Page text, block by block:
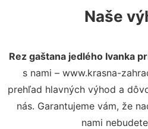
Naše
Rez gaštana jedlého Ivanka
s nami – www.krasna-
prehľad hlavných výhod a
nás. Garantujeme vám, že
nami